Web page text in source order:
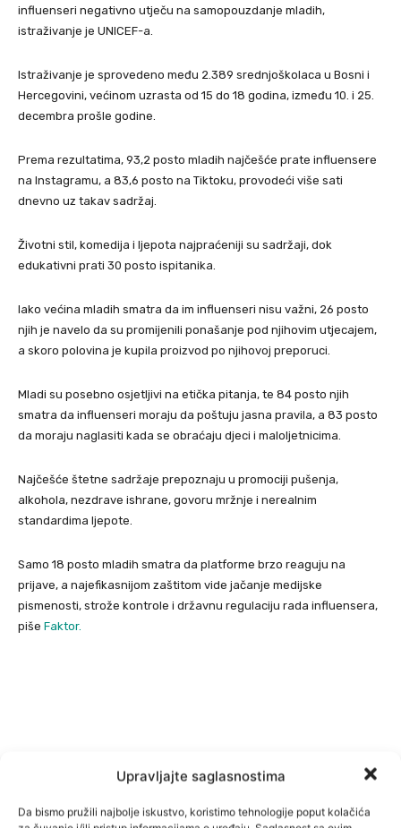
Upravljajte saglasnostima
Da bismo pružili najbolje iskustvo, koristimo tehnologije poput kolačića
influenseri negativno utječu na samopouzdanje mladih,
istraživanje je UNICEF-a.
Istraživanje je sprovedeno među 2.389 srednjoškolaca u Bosni i
Hercegovini, većinom uzrasta od 15 do 18 godina, između 10. i 25.
decembra prošle godine.
Prema rezultatima, 93,2 posto mladih najčešće prate influensere
na Instagramu, a 83,6 posto na Tiktoku, provodeći više sati
dnevno uz takav sadržaj.
Životni stil, komedija i ljepota najpraćeniji su sadržaji, dok
edukativni prati 30 posto ispitanika.
Iako većina mladih smatra da im influenseri nisu važni, 26 posto
njih je navelo da su promijenili ponašanje pod njihovim utjecajem,
a skoro polovina je kupila proizvod po njihovoj preporuci.
Mladi su posebno osjetljivi na etička pitanja, te 84 posto njih
smatra da influenseri moraju da poštuju jasna pravila, a 83 posto
da moraju naglasiti kada se obraćaju djeci i maloljetnicima.
Najčešće štetne sadržaje prepoznaju u promociji pušenja,
alkohola, nezdrave ishrane, govoru mržnje i nerealnim
standardima ljepote.
Samo 18 posto mladih smatra da platforme brzo reaguju na
prijave, a najefikasnijom zaštitom vide jačanje medijske
pismenosti, strože kontrole i državnu regulaciju rada influensera,
piše Faktor.